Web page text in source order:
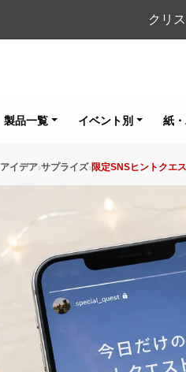
クリ
製品一覧 イベント別 紙
アイデア サプライズ 限定SNSヒントクエ